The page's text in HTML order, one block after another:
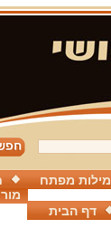
מילות מפתח
דף הבית